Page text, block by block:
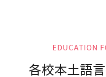
EDUCATION
各校本土語